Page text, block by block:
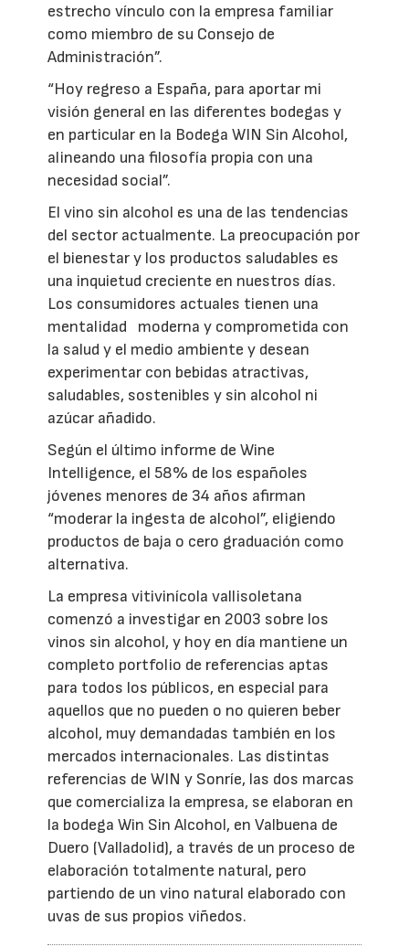
estrecho vínculo con la empresa familiar
como miembro de su Consejo de
Administración”.
“Hoy regreso a España, para aportar mi
visión general en las diferentes bodegas y
en particular en la Bodega WIN Sin Alcohol,
alineando una filosofía propia con una
necesidad social”.
El vino sin alcohol es una de las tendencias
del sector actualmente. La preocupación por
el bienestar y los productos saludables es
una inquietud creciente en nuestros días.
Los consumidores actuales tienen una
mentalidad moderna y comprometida con
la salud y el medio ambiente y desean
experimentar con bebidas atractivas,
saludables, sostenibles y sin alcohol ni
azúcar añadido.
Según el último informe de Wine
Intelligence, el 58% de los españoles
jóvenes menores de 34 años afirman
“moderar la ingesta de alcohol”, eligiendo
productos de baja o cero graduación como
alternativa.
La empresa vitivinícola vallisoletana
comenzó a investigar en 2003 sobre los
vinos sin alcohol, y hoy en día mantiene un
completo portfolio de referencias aptas
para todos los públicos, en especial para
aquellos que no pueden o no quieren beber
alcohol, muy demandadas también en los
mercados internacionales. Las distintas
referencias de WIN y Sonríe, las dos marcas
que comercializa la empresa, se elaboran en
la bodega Win Sin Alcohol, en Valbuena de
Duero (Valladolid), a través de un proceso de
elaboración totalmente natural, pero
partiendo de un vino natural elaborado con
uvas de sus propios viñedos.